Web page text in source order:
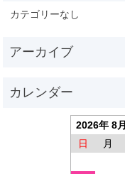
カテゴリーなし
2026年 8月
日
月